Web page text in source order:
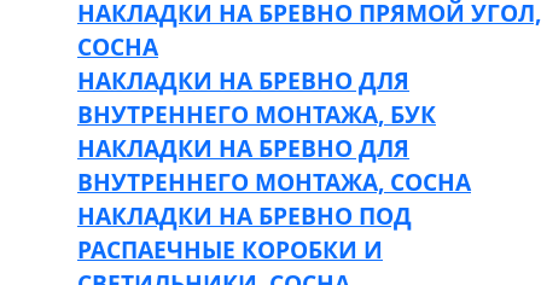
НАКЛАДКИ НА БРЕВНО ПРЯМОЙ УГОЛ,
СОСНА
НАКЛАДКИ НА БРЕВНО ДЛЯ
ВНУТРЕННЕГО МОНТАЖА, БУК
НАКЛАДКИ НА БРЕВНО ДЛЯ
ВНУТРЕННЕГО МОНТАЖА, СОСНА
НАКЛАДКИ НА БРЕВНО ПОД
РАСПАЕЧНЫЕ КОРОБКИ И